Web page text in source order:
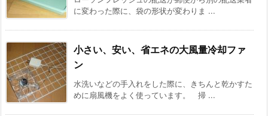
に変わった際に、袋の形状が変わりま ...
小さい、安い、省エネの大風量冷却ファ
ン
水洗いなどの手入れをした際に、きちんと乾かすた
めに扇風機をよく使っています。 掃 ...